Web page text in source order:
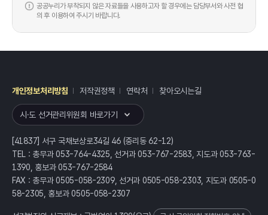
공공누리가 부착되지 않은 자료들을 사용하고자 할 경우에는 담당부서와 사전 협
의 후 이용하여 주시기 바랍니다.
개인정보처리방침 저작권정책 연락처 찾아오시는길
시·도 선거관리위원회 바로가기
[41837] 서구 국채보상로34길 46 (중리동 62-12)
TEL : 총무과 053-764-4325, 선거과 053-767-2583, 지도과 053-763-
1390, 홍보과 053-767-2584
FAX : 총무과 0505-058-2309, 선거과 0505-058-2303, 지도과 0505-0
58-2305, 홍보과 0505-058-2307